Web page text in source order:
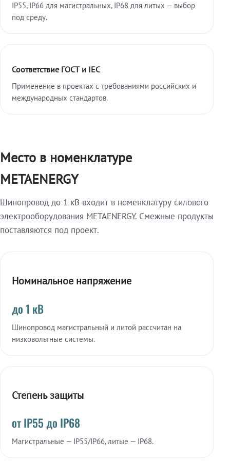
IP55, IP66 для магистральных, IP68 для литых — выбор
под среду.
Соответствие ГОСТ и IEC
Применение в проектах с требованиями российских и
международных стандартов.
Место в номенклатуре
METAENERGY
Шинопровод до 1 кВ входит в номенклатуру силового
электрооборудования METAENERGY. Смежные продукты
поставляются под проект.
Номинальное напряжение
до 1 кВ
Шинопровод магистральный и литой рассчитан на
низковольтные системы.
Степень защиты
от IP55 до IP68
Магистральные — IP55/IP66, литые — IP68.